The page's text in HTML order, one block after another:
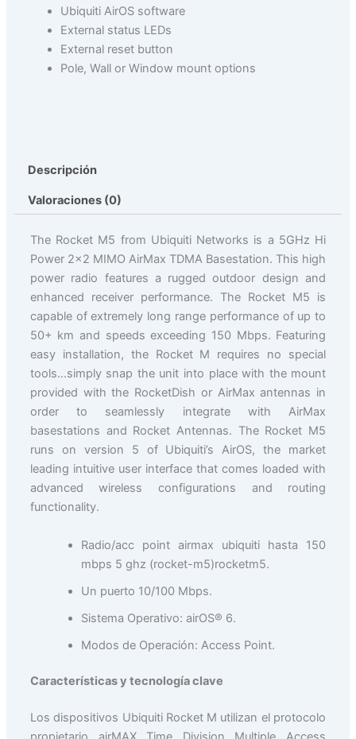
Ubiquiti AirOS software
External status LEDs
External reset button
Pole, Wall or Window mount options
Descripción
Valoraciones (0)
The Rocket M5 from Ubiquiti Networks is a 5GHz Hi
Power 2×2 MIMO AirMax TDMA Basestation. This high
power radio features a rugged outdoor design and
enhanced receiver performance. The Rocket M5 is
capable of extremely long range performance of up to
50+ km and speeds exceeding 150 Mbps. Featuring
easy installation, the Rocket M requires no special
tools…simply snap the unit into place with the mount
provided with the RocketDish or AirMax antennas in
order to seamlessly integrate with AirMax
basestations and Rocket Antennas. The Rocket M5
runs on version 5 of Ubiquiti’s AirOS, the market
leading intuitive user interface that comes loaded with
advanced wireless configurations and routing
functionality.
Radio/acc point airmax ubiquiti hasta 150
mbps 5 ghz (rocket-m5)rocketm5.
Un puerto 10/100 Mbps.
Sistema Operativo: airOS® 6.
Modos de Operación: Access Point.
Características y tecnología clave
Los dispositivos Ubiquiti Rocket M utilizan el protocolo